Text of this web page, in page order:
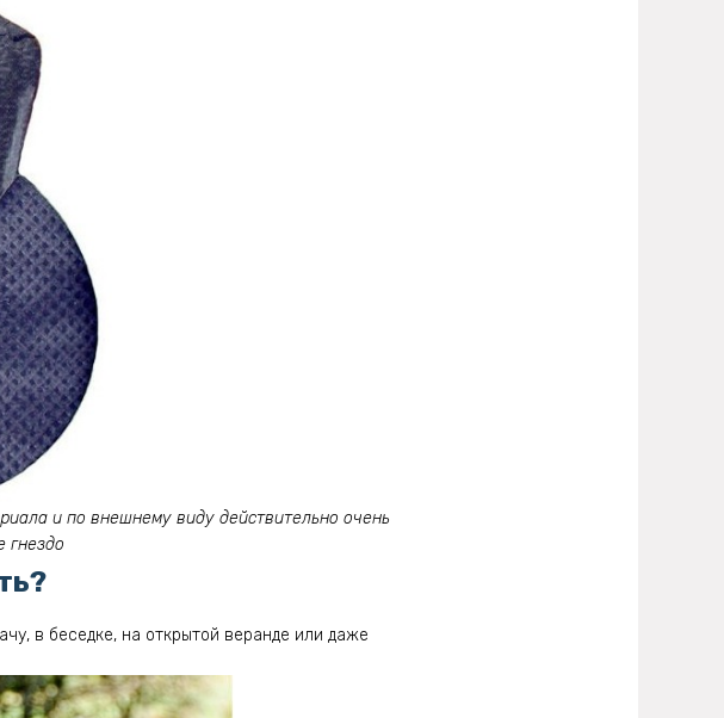
и по внешнему виду действительно очень
гнездо
в беседке, на открытой веранде или даже